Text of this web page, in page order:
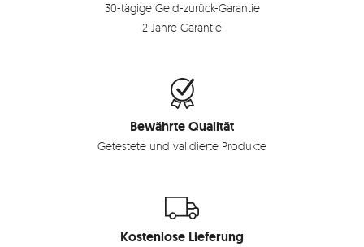
30-tägige Geld-zurück-Garantie
2 Jahre Garantie
Bewährte Qualität
Getestete und validierte Produkte
Kostenlose Lieferung